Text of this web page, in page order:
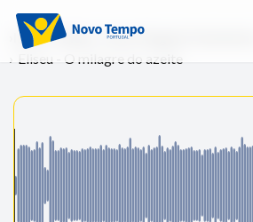
Início Rádio
Uma Viagem Fantástica
Eliseu - O milagre do azeite